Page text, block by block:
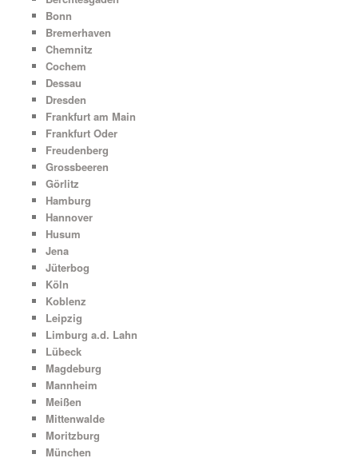
Bonn
Bremerhaven
Chemnitz
Cochem
Dessau
Dresden
Frankfurt am Main
Frankfurt Oder
Freudenberg
Grossbeeren
Görlitz
Hamburg
Hannover
Husum
Jena
Jüterbog
Köln
Koblenz
Leipzig
Limburg a.d. Lahn
Lübeck
Magdeburg
Mannheim
Meißen
Mittenwalde
Moritzburg
München